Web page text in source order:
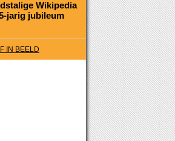
Wikipedia
jarig jubileum
IN BEELD